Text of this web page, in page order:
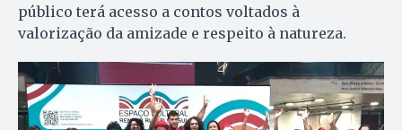
público terá acesso a contos voltados à
valorização da amizade e respeito à natureza.